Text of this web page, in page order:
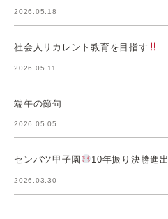
2026.05.18
社会人リカレント教育を目指す
2026.05.11
端午の節句
2026.05.05
センバツ甲子園 10年振り決勝進出
2026.03.30